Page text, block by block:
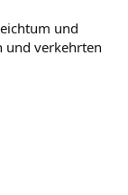
und
und verkehrten